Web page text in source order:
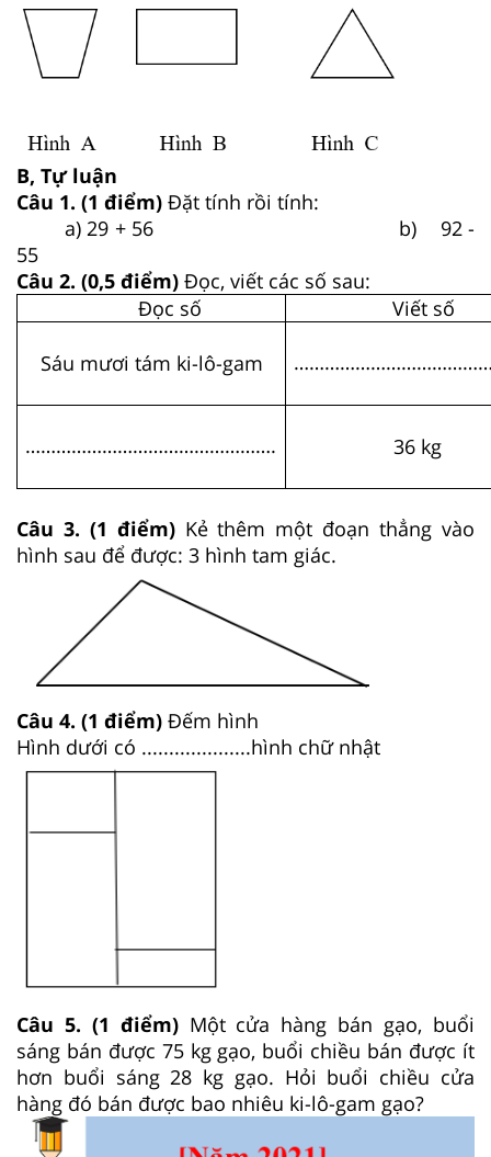
B, Tự luận
Câu 1. (1 điểm) Đặt tính rồi tính:
a) 29 + 56 b) 92 -
55
Câu 2. (0,5 điểm) Đọc, viết các số sau:
Đọc số
Viết số
Sáu mươi tám ki-lô-gam
…………………………………………. 36 kg
Câu 3. (1 điểm) Kẻ thêm một đoạn thẳng vào
hình sau để được: 3 hình tam giác.
Câu 4. (1 điểm) Đếm hình
Hình dưới có ....................hình chữ nhật
Câu 5. (1 điểm)Một cửa hàng bán gạo, buổi
sáng bán được 75 kg gạo, buổi chiều bán được ít
hơn buổi sáng 28 kg gạo. Hỏi buổi chiều cửa
hàng đó bán được bao nhiêu ki-lô-gam gạo?